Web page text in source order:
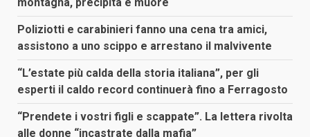
Poliziotti e carabinieri fanno una cena tra amici,
assistono a uno scippo e arrestano il malvivente
“L’estate più calda della storia italiana”, per gli
esperti il caldo record continuerà fino a Ferragosto
“Prendete i vostri figli e scappate”. La lettera rivolta
alle donne “incastrate dalla mafia”